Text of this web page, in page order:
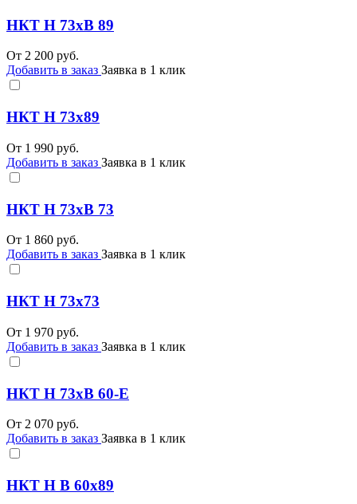
НКТ Н 73хВ 89
От 2 200 руб.
Добавить в заказ Заявка в 1 клик
НКТ Н 73х89
От 1 990 руб.
Добавить в заказ Заявка в 1 клик
НКТ Н 73хВ 73
От 1 860 руб.
Добавить в заказ Заявка в 1 клик
НКТ Н 73х73
От 1 970 руб.
Добавить в заказ Заявка в 1 клик
НКТ Н 73хВ 60-Е
От 2 070 руб.
Добавить в заказ Заявка в 1 клик
НКТ Н В 60х89